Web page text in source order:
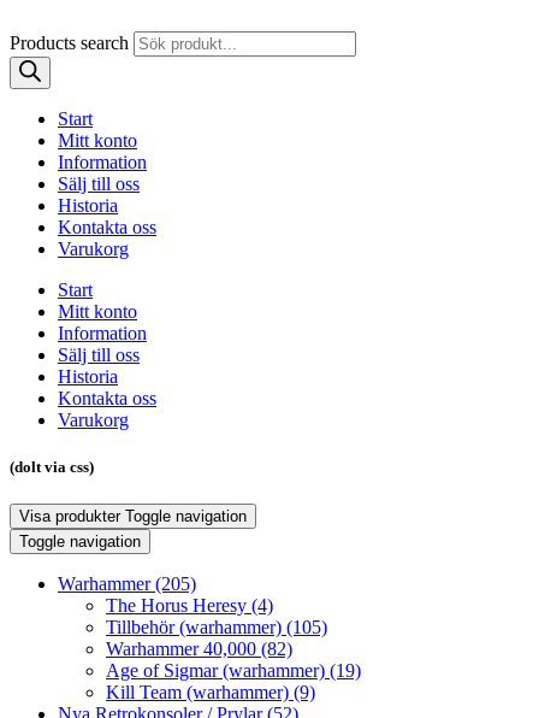
Products search
Start
Mitt konto
Information
Sälj till oss
Historia
Kontakta oss
Varukorg
Start
Mitt konto
Information
Sälj till oss
Historia
Kontakta oss
Varukorg
(dolt via css)
Visa produkter Toggle navigation
Toggle navigation
Warhammer(205)
The Horus Heresy (4)
Tillbehör (warhammer) (105)
Warhammer 40,000 (82)
Age of Sigmar (warhammer) (19)
Kill Team (warhammer) (9)